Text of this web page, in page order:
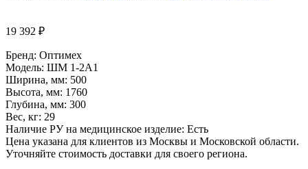
19 392 ₽
Бренд: Оптимех
Модель: ШМ 1-2А1
Ширина, мм: 500
Высота, мм: 1760
Глубина, мм: 300
Вес, кг: 29
Наличие РУ на медицинское изделие: Есть
Цена указана для клиентов из Москвы и Московской области.
Уточняйте стоимость доставки для своего региона.